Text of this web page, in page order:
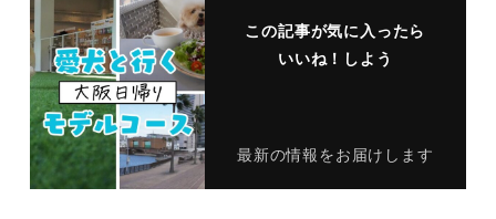
この記事が気に入ったら
いいね！しよう
最新の情報をお届けします